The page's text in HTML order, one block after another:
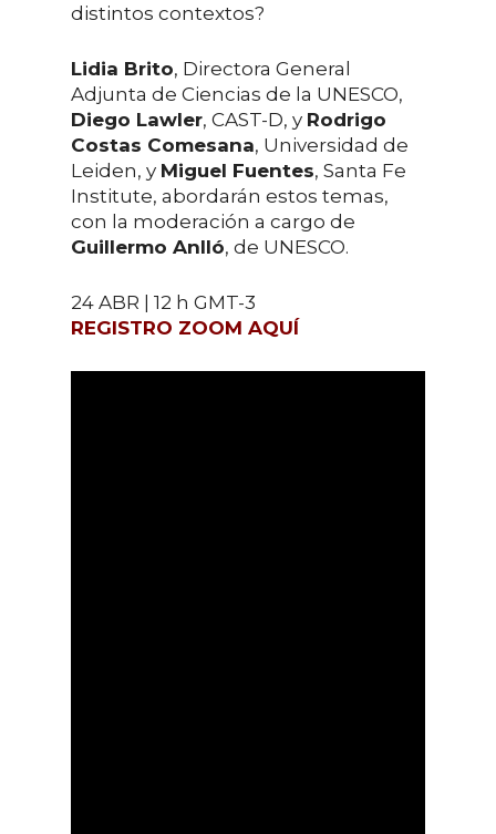
distintos contextos?
Lidia Brito, Directora General
Adjunta de Ciencias de la UNESCO,
Diego Lawler, CAST-D, y Rodrigo
Costas Comesana, Universidad de
Leiden, y Miguel Fuentes, Santa Fe
Institute, abordarán estos temas,
con la moderación a cargo de
Guillermo Anlló, de UNESCO.
24 ABR | 12 h GMT-3
REGISTRO ZOOM AQUÍ